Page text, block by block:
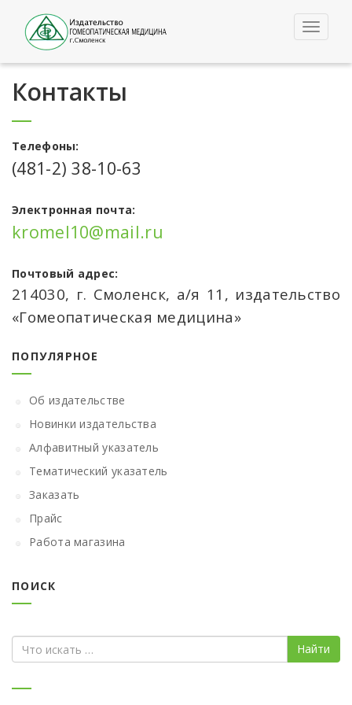
Toggle
Контакты
Телефоны:
(481-2) 38-10-63
Электронная почта:
kromel10@mail.ru
Почтовый адрес:
214030, г. Смоленск, а/я 11, издательство
«Гомеопатическая медицина»
ПОПУЛЯРНОЕ
Об издательстве
Новинки издательства
Алфавитный указатель
Тематический указатель
Заказать
Прайс
Работа магазина
ПОИСК